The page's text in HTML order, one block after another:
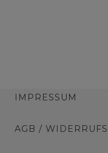
IMPRESSUM
AGB /